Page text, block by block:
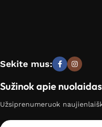
Sekite mus:
Sužinok apie
Užsiprenumeruok